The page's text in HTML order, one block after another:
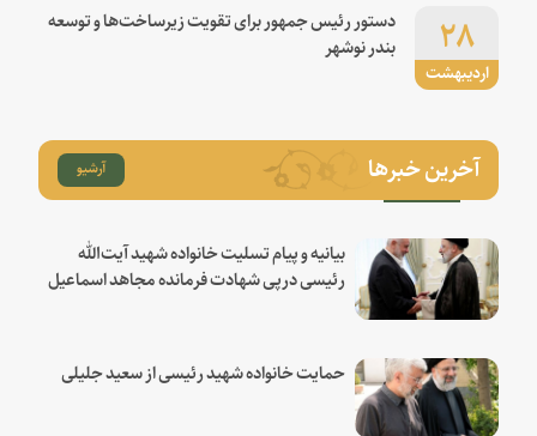
اردیبهشت
۲۸
دستور رئیس جمهور برای تقویت زیرساخت‌ها و توسعه
بندر نوشهر
آخرین خبرها آرشیو
بیانیه و پیام تسلیت خانواده شهید آیت‌الله
رئیسی درپی شهادت فرمانده مجاهد اسماعیل
حمایت خانواده شهید رئیسی از سعید جلیلی